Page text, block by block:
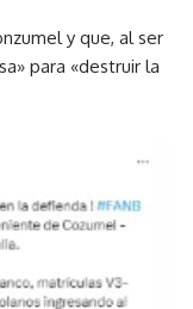
y que, al ser
para «destruir la